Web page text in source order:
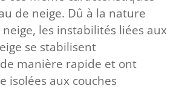
de neige. Dû à la nature
les instabilités liées aux
se stabilisent
manière rapide et ont
isolées aux couches